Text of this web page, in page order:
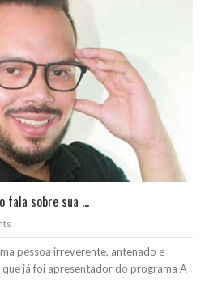
fala sobre sua ...
pessoa irreverente, antenado e
que já foi apresentador do programa A